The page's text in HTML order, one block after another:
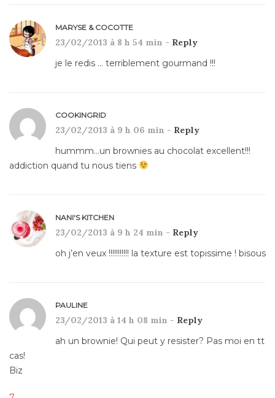
MARYSE & COCOTTE
23/02/2013 à 8 h 54 min - Reply
je le redis … terriblement gourmand !!!
COOKINGRID
23/02/2013 à 9 h 06 min - Reply
hummm…un brownies au chocolat excellent!!!
addiction quand tu nous tiens
NANI'S KITCHEN
23/02/2013 à 9 h 24 min - Reply
oh j’en veux !!!!!!!!!!! la texture est topissime ! bisous
PAULINE
23/02/2013 à 14 h 08 min - Reply
ah un brownie! Qui peut y resister? Pas moi en tt
cas!
Biz